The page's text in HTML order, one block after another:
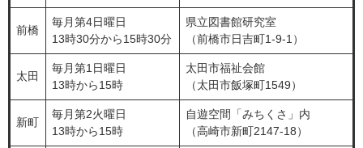
前橋
毎月第4日曜日
13時30分から15時30分
県立図書館研究室
（前橋市日吉町1-9-1）
太田
毎月第1日曜日
13時から15時
太田市福祉会館
（太田市飯塚町1549）
新町
毎月第2火曜日
13時から15時
自遊空間「みちくさ」内
（高崎市新町2147-18）